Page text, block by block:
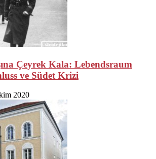
Çeyrek Kala: Lebendsraum
ve Südet Krizi
2020